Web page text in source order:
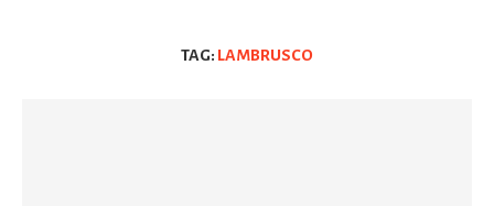
TAG: LAMBRUSCO